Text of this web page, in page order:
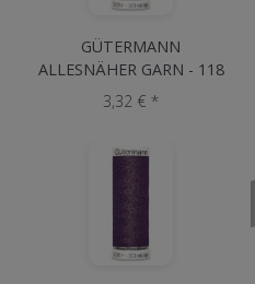
GÜTERMANN
ALLESNÄHER GARN - 118
Taupe
3,32 € *